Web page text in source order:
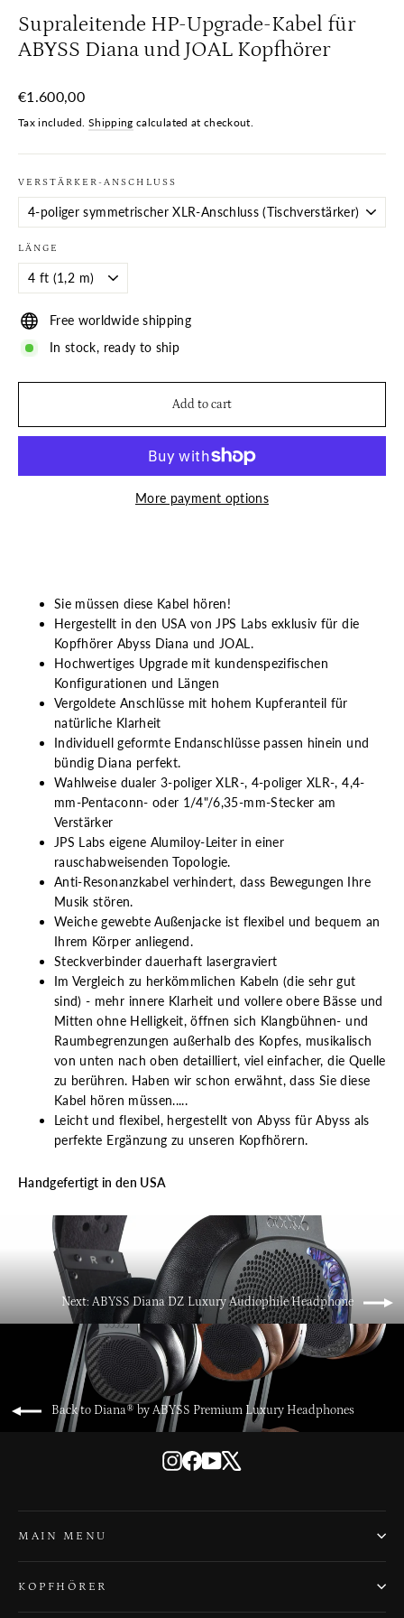
Supraleitende HP-Upgrade-Kabel für
ABYSS Diana und JOAL Kopfhörer
Regular
€1.600,00
Tax included. Shipping calculated at checkout.
VERSTÄRKER-ANSCHLUSS
LÄNGE
Free worldwide shipping
In stock, ready to ship
Add to cart
More payment options
Sie müssen diese Kabel hören!
Hergestellt in den USA von JPS Labs exklusiv für die
Kopfhörer Abyss Diana und JOAL.
Hochwertiges Upgrade mit kundenspezifischen
Konfigurationen und Längen
Vergoldete Anschlüsse mit hohem Kupferanteil für
natürliche Klarheit
Individuell geformte Endanschlüsse passen hinein und
bündig Diana perfekt.
Wahlweise dualer 3-poliger XLR-, 4-poliger XLR-,4,4-
mm-Pentaconn- oder 1/4"/6,35-mm-Stecker am
Verstärker
JPS Labs eigene Alumiloy-Leiter in einer
rauschabweisenden Topologie.
Anti-Resonanzkabel verhindert, dass Bewegungen Ihre
Musik stören.
Weiche gewebte Außenjacke ist flexibel und bequem an
Ihrem Körper anliegend.
Steckverbinder dauerhaft lasergraviert
Im Vergleich zu herkömmlichen Kabeln (die sehr gut
sind) - mehr innere Klarheit und vollere obere Bässe und
Mitten ohne Helligkeit, öffnen sich Klangbühnen- und
Raumbegrenzungen außerhalb des Kopfes, musikalisch
von unten nach oben detailliert, viel einfacher, die Quelle
zu berühren. Haben wir schon erwähnt, dass Sie diese
Kabel hören müssen.....
Leicht und flexibel, hergestellt von Abyss für Abyss als
perfekte Ergänzung zu unseren Kopfhörern.
Handgefertigt in den USA
Next: ABYSS Diana DZ Luxury Audiophile Headphone
Back to Diana® by ABYSS Premium Luxury Headphones
Instagram
Facebook
YouTube
MAIN MENU
KOPFHÖRER